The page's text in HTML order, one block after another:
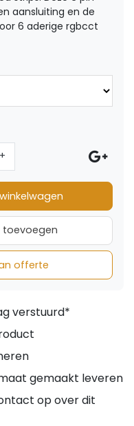
aansluiting en de
6 aderige rgbcct
+
toevoegen
offerte
verstuurd*
gemaakt leveren
op over dit